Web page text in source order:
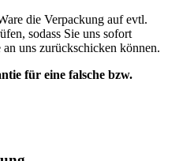
die Verpackung auf evtl.
sodass Sie uns sofort
uns zurückschicken können.
für eine falsche bzw.